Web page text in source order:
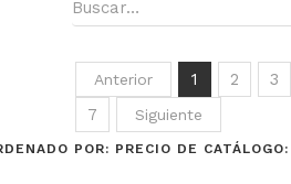
Anterior 1 2 3
7
Siguiente
POR: PRECIO DE